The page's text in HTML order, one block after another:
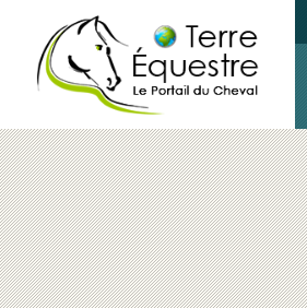
équestres